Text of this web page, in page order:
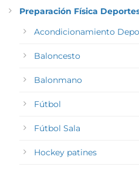
Preparación Física
Acondicionamiento
Baloncesto
Balonmano
Fútbol
Fútbol Sala
Hockey patines